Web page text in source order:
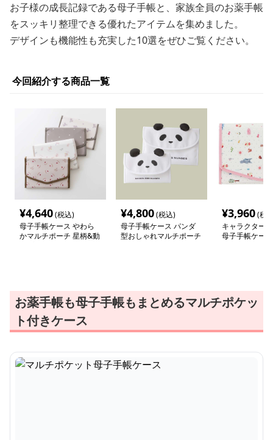
お子様の成長記録である母子手帳と、家族全員のお薬手帳
をスッキリ整理できる優れたアイテムを集めました。
デザインも機能性も充実した10選をぜひご覧ください。
今回紹介する商品一覧
¥4,640(税込)
母子手帳ケース やわら
かマルチポーチ 星柄&動
¥4,800(税込)
母子手帳ケース パンダ
型おしゃれマルチポーチ
¥3,960(税
キャラクター
母子手帳ケース
お薬手帳も母子手帳もまとめるマルチポケッ
ト付きケース